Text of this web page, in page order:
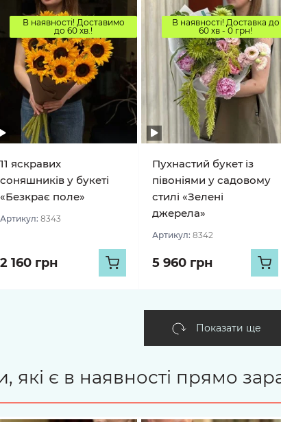
В наявності! Доставимо
до 60 хв.!
11 яскравих
соняшників у букеті
«Безкрає поле»
Артикул: 8343
2 160 грн
В наявності! Доставка до
60 хв - 0 грн!
Пухнастий букет із
півоніями у садовому
стилі «Зелені
джерела»
Артикул: 8342
5 960 грн
Показати ще
які є в наявності прямо